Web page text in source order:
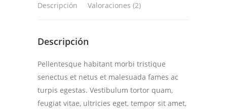
Descripción Valoraciones (2)
Descripción
Pellentesque habitant morbi tristique
senectus et netus et malesuada fames ac
turpis egestas. Vestibulum tortor quam,
feugiat vitae, ultricies eget, tempor sit amet,